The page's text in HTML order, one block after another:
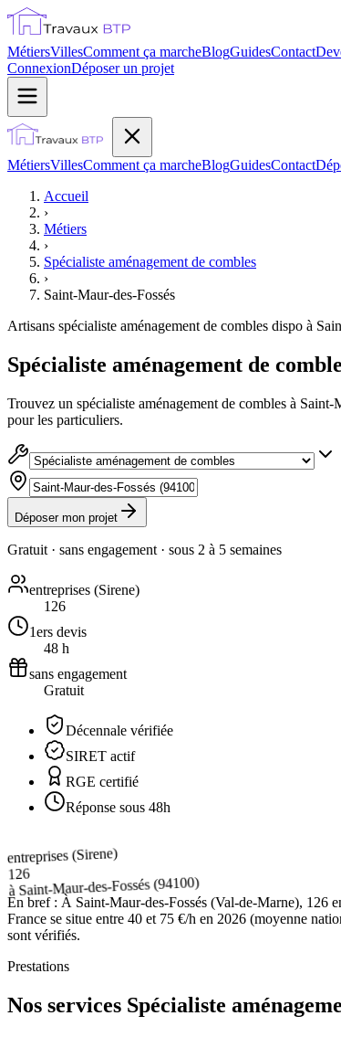
MétiersVillesComment ça marcheBlogGuidesContact
ConnexionDéposer un projet
MétiersVillesComment ça marcheBlogGuidesContact
Accueil
›
Métiers
›
Spécialiste aménagement de combles
›
Saint-Maur-des-Fossés
Artisans spécialiste aménagement de combles dispo à
Spécialiste aménagement de
Trouvez un spécialiste aménagement de combles à
pour les particuliers.
Déposer mon projet
Gratuit · sans engagement · sous 2 à 5 semaines
entreprises (Sirene)
126
1ers devis
48 h
sans engagement
Gratuit
Décennale vérifiée
SIRET actif
RGE certifié
Réponse sous 48h
entreprises (Sirene)
126
à Saint-Maur-des-Fossés(94100)
En bref : À Saint-Maur-des-Fossés (Val-de-Marne), 126
France se situe entre 40 et 75 €/h en 2026 (moyenne
sont vérifiés.
Prestations
Nos services Spécialiste